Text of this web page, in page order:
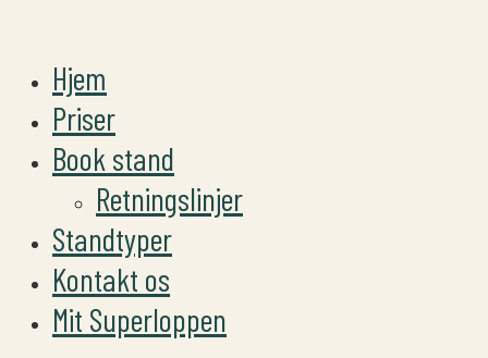
Hjem
Priser
Book stand
Retningslinjer
Standtyper
Kontakt os
Mit Superloppen